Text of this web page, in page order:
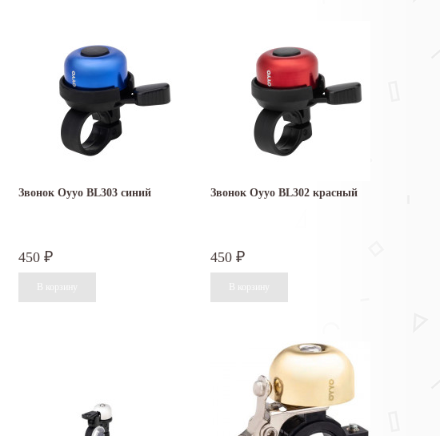
Звонок Oyyo BL303 синий
450 ₽
Звонок Oyyo BL302 красный
450 ₽